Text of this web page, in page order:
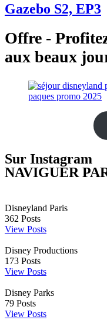
Gazebo S2, EP3
Offre -
aux beaux
Sur Instagram
NAVIGUER
Disneyland Paris
362 Posts
View Posts
Disney Productions
173 Posts
View Posts
Disney Parks
79 Posts
View Posts